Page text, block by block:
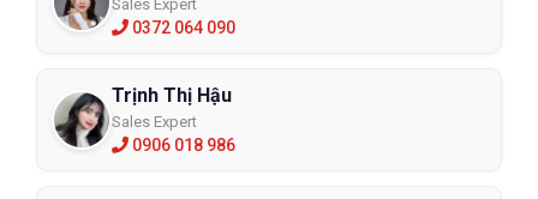
Sales Expert
0372 064 090
Trịnh Thị Hậu
Sales Expert
0906 018 986